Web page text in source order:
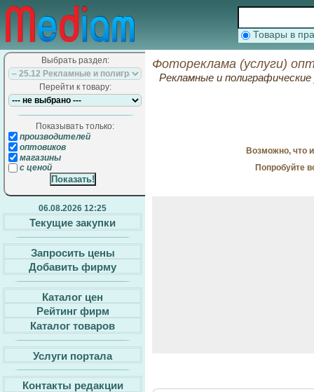
Товары в
Выбрать раздел:
Перейти к товару:
Показывать только:
производителей
оптовиков
магазины
с ценой
06.08.2026 12:25
Текущие закупки
Запросить цены
Добавить фирму
Каталог цен
Рейтинг фирм
Каталог товаров
Услуги портала
Контакты редакции
Фотореклама (услуги)
Рекламные и полиграфические
Возможно, что
Попробуйте